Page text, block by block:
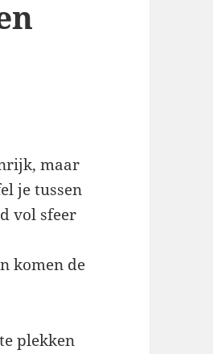
maar
je tussen
vol sfeer
komen de
plekken